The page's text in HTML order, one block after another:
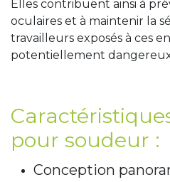
Elles contribuent ainsi à
oculaires et à maintenir la
travailleurs exposés à ces
potentiellement
pour soudeur :
Conception